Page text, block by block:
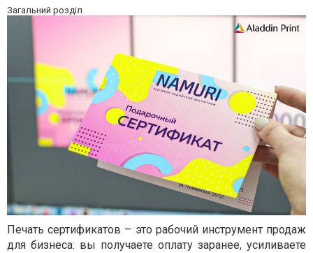
Загальний розділ
Печать сертификатов – это рабочий инструмент продаж
для бизнеса: вы получаете оплату заранее, усиливаете